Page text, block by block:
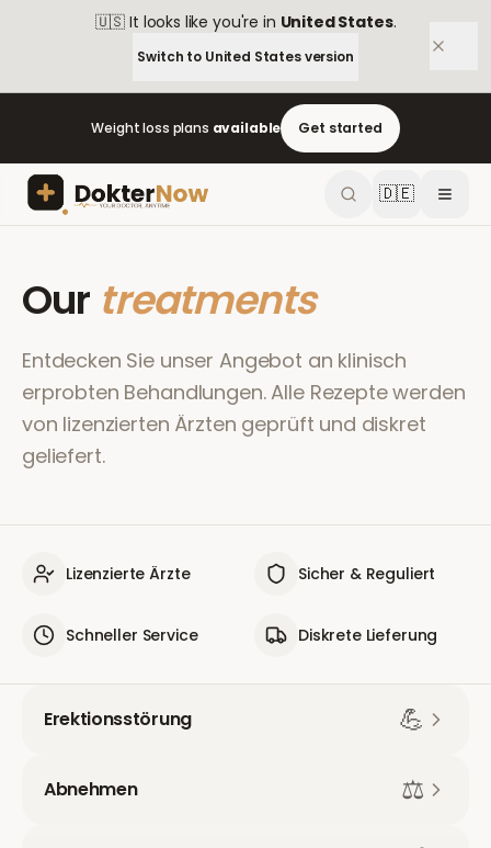
🇺🇸 It looks like you're in United States.
Switch to United Statesversion
Weight loss plans available Get started
🇩🇪
Our treatments
Entdecken Sie unser Angebot an klinisch
erprobten Behandlungen. Alle Rezepte werden
von lizenzierten Ärzten geprüft und diskret
geliefert.
Lizenzierte Ärzte Sicher & Reguliert
Schneller Service Diskrete Lieferung
Erektionsstörung 💪
Abnehmen ⚖️